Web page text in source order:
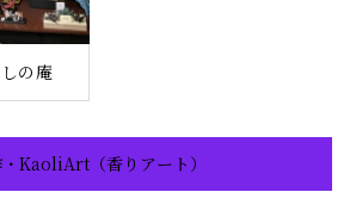
の庵
KaoliArt（香りアート）